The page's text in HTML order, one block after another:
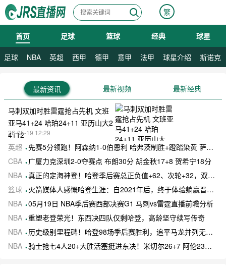
繁
首页 足球 篮球 经典 球星
足球 NBA 英超 西甲 德甲 意甲 法甲 球星介绍 斯诺克
最新资讯 最新视频 最新经典
马刺双加时胜雷霆抢占先机 文班
亚马41+24 哈珀24+11 亚历山大2
4+12
26-05-19 12:29
英超
先赛5分领跑！阿森纳1-0伯恩利 哈弗茨制胜+蹬踏染黄 萨卡献助攻
CBA
广厦力克深圳2-0夺赛点 布朗30分 胡金秋17+8 贺希宁18分
NBA 真正的定海神登！哈登季后赛总正负值+62、次轮+32，双数据领跑骑士全队
篮球
火箭媒体人感慨哈登生涯：自2021年后，终于体验躺赢晋级滋味
NBA 05月19日 NBA季后赛西部决赛G1 马刺vs雷霆直播前瞻分析
NBA 重塑老登荣光！东西决四队仅剩哈登，高龄坚守续写传奇
NBA
历史级别里程碑！哈登98场季后赛胜利，追平马龙并列无冠球员历史第一
NBA 骑士抢七4人20+大胜活塞挺进东决！米切尔26+7 阿伦23分 梅里尔23分 詹金斯17分
08月08日 星期六
08月09日 星期日